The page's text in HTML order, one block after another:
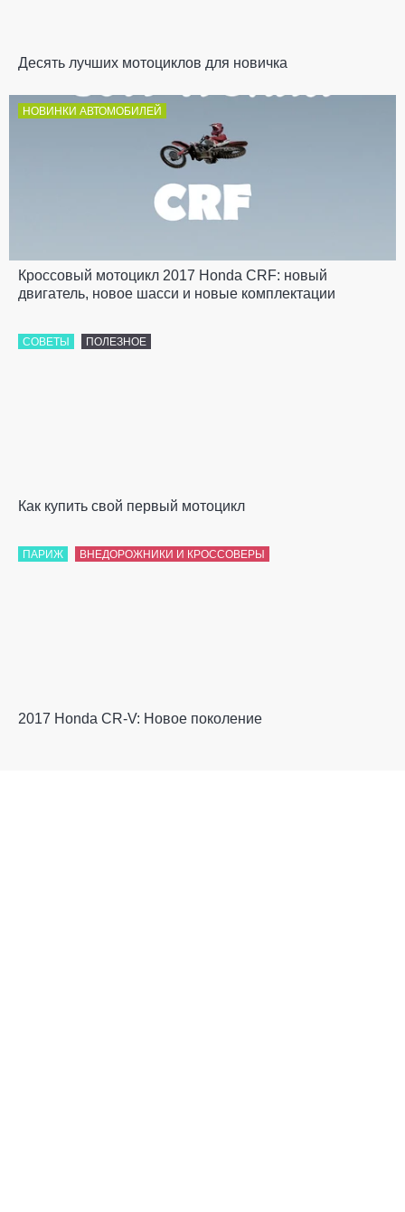
Десять лучших мотоциклов для новичка
НОВИНКИ АВТОМОБИЛЕЙ
Кроссовый мотоцикл 2017 Honda CRF: новый
двигатель, новое шасси и новые комплектации
СОВЕТЫ ПОЛЕЗНОЕ
Как купить свой первый мотоцикл
ПАРИЖ ВНЕДОРОЖНИКИ И КРОССОВЕРЫ
2017 Honda CR-V: Новое поколение